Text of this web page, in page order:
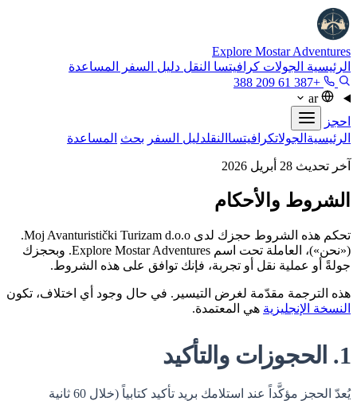
Explore MostarAdventures
الرئيسية الجولات كرافيتسا النقل دليل السفر
المساعدة
+387 61 209 388
ar
احجز
الرئيسية الجولاتكرافيتسا النقلدليل السفر بحث المساعدة
آخر تحديث 28 أبريل 2026
الشروط والأحكام
تحكم هذه الشروط حجزك لدى Moj Avanturistički Turizam d.o.o.
(«نحن»)، العاملة تحت اسم Explore Mostar Adventures. وبحجزك
جولةً أو عملية نقل أو تجربة، فإنك توافق على هذه الشروط.
هذه الترجمة مقدّمة لغرض التيسير. في حال وجود أي اختلاف، تكون
النسخة الإنجليزية هي المعتمدة.
1. الحجوزات والتأكيد
يُعدّ الحجز مؤكَّداً عند استلامك بريد تأكيد كتابياً (خلال 60 ثانية